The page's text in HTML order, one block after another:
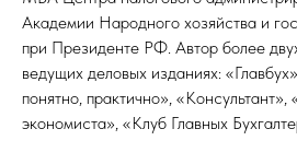
Академии Народного хозяйства и
при Президенте РФ. Автор более
ведущих деловых изданиях:
понятно, практично», «Консультант»,
экономиста», «Клуб Главных